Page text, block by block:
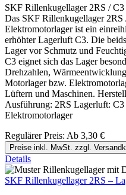
SKF Rillenkugellager 2RS /
Das SKF Rillenkugellager
Elektromotorlager ist ein
erhöhter Lagerluft C3. Die
Lager vor Schmutz und
C3 eignet sich das Lager
Drehzahlen,
Motorlager bzw.
Lüftern und Maschinen.
Ausführung: 2RS Lagerluft:
Elektromotorlager
Regulärer Preis: Ab 3,30 €
Preise inkl. MwSt. zzgl.
Details
SKF Rillenkugellager 2RS –